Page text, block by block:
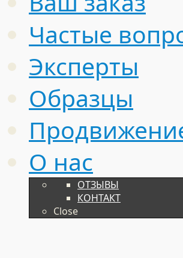
Частые
Эксперты
Образцы
О нас
ОТЗЫВЫ
КОНТАКТ
Close